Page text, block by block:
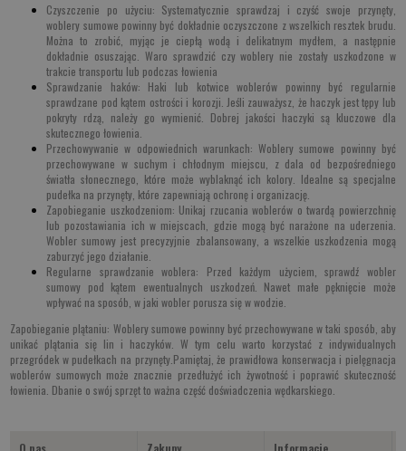
Czyszczenie po użyciu: Systematycznie sprawdzaj i czyść swoje przynęty,
woblery sumowe powinny być dokładnie oczyszczone z wszelkich resztek brudu.
Można to zrobić, myjąc je ciepłą wodą i delikatnym mydłem, a następnie
dokładnie osuszając. Waro sprawdzić czy woblery nie zostały uszkodzone w
trakcie transportu lub podczas łowienia
Sprawdzanie haków: Haki lub kotwice woblerów powinny być regularnie
sprawdzane pod kątem ostrości i korozji. Jeśli zauważysz, że haczyk jest tępy lub
pokryty rdzą, należy go wymienić. Dobrej jakości haczyki są kluczowe dla
skutecznego łowienia.
Przechowywanie w odpowiednich warunkach: Woblery sumowe powinny być
przechowywane w suchym i chłodnym miejscu, z dala od bezpośredniego
światła słonecznego, które może wyblaknąć ich kolory. Idealne są specjalne
pudełka na przynęty, które zapewniają ochronę i organizację.
Zapobieganie uszkodzeniom: Unikaj rzucania woblerów o twardą powierzchnię
lub pozostawiania ich w miejscach, gdzie mogą być narażone na uderzenia.
Wobler sumowy jest precyzyjnie zbalansowany, a wszelkie uszkodzenia mogą
zaburzyć jego działanie.
Regularne sprawdzanie woblera: Przed każdym użyciem, sprawdź wobler
sumowy pod kątem ewentualnych uszkodzeń. Nawet małe pęknięcie może
wpływać na sposób, w jaki wobler porusza się w wodzie.
Zapobieganie plątaniu: Woblery sumowe powinny być przechowywane w taki sposób, aby
unikać plątania się lin i haczyków. W tym celu warto korzystać z indywidualnych
przegródek w pudełkach na przynęty.Pamiętaj, że prawidłowa konserwacja i pielęgnacja
woblerów sumowych może znacznie przedłużyć ich żywotność i poprawić skuteczność
łowienia. Dbanie o swój sprzęt to ważna część doświadczenia wędkarskiego.
O nas Zakupy Informacje